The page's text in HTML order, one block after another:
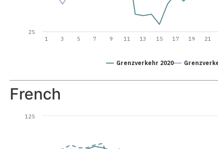
Grenzverkehr 2020
1 3 5 7 9 11 13 15 17 19 21
25
French
125